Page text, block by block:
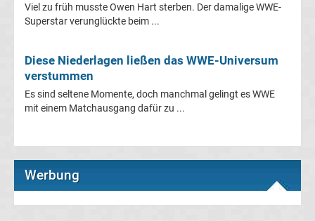
Süper
Ergebnisse
Süper
Lig
Tabelle
Viel zu früh musste Owen Hart sterben. Der damalige WWE-
Superstar verunglückte beim ...
Diese Niederlagen ließen das WWE-Universum
verstummen
Es sind seltene Momente, doch manchmal gelingt es WWE
mit einem Matchausgang dafür zu ...
Werbung